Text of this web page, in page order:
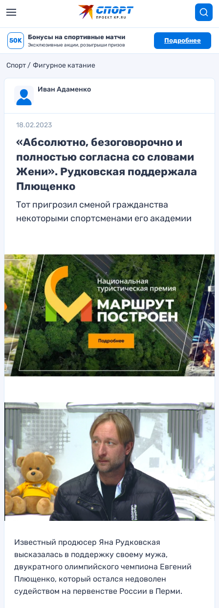
50K Бонусы на спортивные матчи
Эксклюзивные акции, розыгрыши призов
Подробнее
Спорт Фигурное катание
Иван Адаменко
18.02.2023
«Абсолютно, безоговорочно и
полностью согласна со словами
Жени». Рудковская поддержала
Плющенко
Тот пригрозил сменой гражданства
некоторыми спортсменами его академии
Известный продюсер Яна Рудковская
высказалась в поддержку своему мужа,
двукратного олимпийского чемпиона Евгений
Плющенко, который остался недоволен
судейством на первенстве России в Перми.